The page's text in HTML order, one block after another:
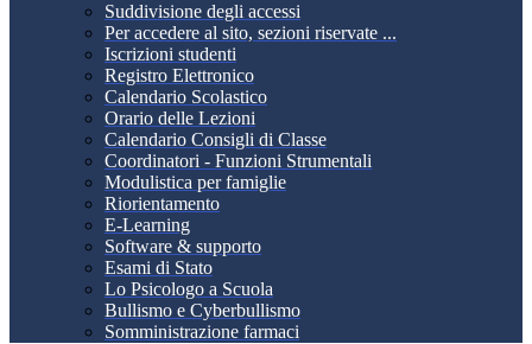
Suddivisione degli accessi
Per accedere al sito, sezioni riservate ...
Iscrizioni studenti
Registro Elettronico
Calendario Scolastico
Orario delle Lezioni
Calendario Consigli di Classe
Coordinatori - Funzioni Strumentali
Modulistica per famiglie
Riorientamento
E-Learning
Software & supporto
Esami di Stato
Lo Psicologo a Scuola
Bullismo e Cyberbullismo
Somministrazione farmaci